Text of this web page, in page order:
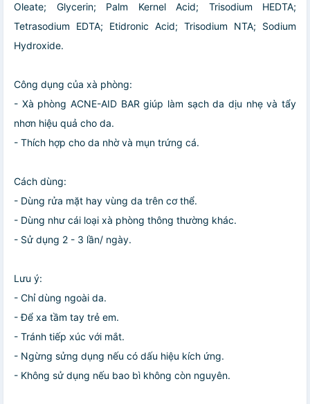
Oleate; Glycerin; Palm Kernel Acid; Trisodium HEDTA;
Tetrasodium EDTA; Etidronic Acid; Trisodium NTA; Sodium
Hydroxide.
Công dụng của xà phòng:
- Xà phòng ACNE-AID BAR giúp làm sạch da dịu nhẹ và tẩy
nhơn hiệu quả cho da.
- Thích hợp cho da nhờ và mụn trứng cá.
Cách dùng:
- Dùng rửa mặt hay vùng da trên cơ thể.
- Dùng như cái loại xà phòng thông thường khác.
- Sử dụng 2 - 3 lần/ ngày.
Lưu ý:
- Chỉ dùng ngoài da.
- Để xa tầm tay trẻ em.
- Tránh tiếp xúc với mắt.
- Ngừng sửng dụng nếu có dấu hiệu kích ứng.
- Không sử dụng nếu bao bì không còn nguyên.